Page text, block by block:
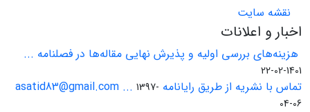
نقشه سایت
اخبار و اعلانات
هزینه‌های بررسی اولیه و پذیرش نهایی مقاله‌ها در فصلنامه ...
1401-02-22
تماس با نشریه از طریق رایانامه asatid83@gmail.com ... 1397-
04-06